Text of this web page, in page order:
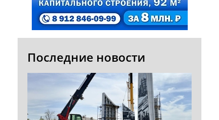
Последние новости